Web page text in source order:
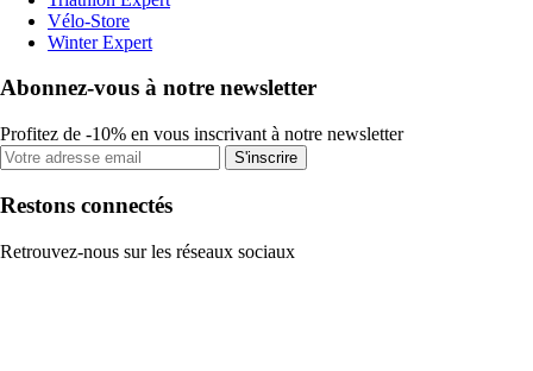
Vélo-Store
Winter Expert
Abonnez-vous à notre newsletter
Profitez de -10% en vous inscrivant à notre newsletter
S'inscrire
Restons connectés
Retrouvez-nous sur les réseaux sociaux